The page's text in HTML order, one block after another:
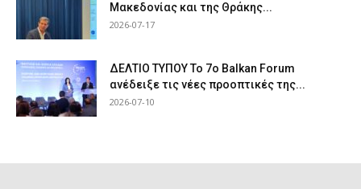
Μακεδονίας και της Θράκης...
2026-07-17
ΔΕΛΤΙΟ ΤΥΠΟΥ Το 7ο Balkan Forum
ανέδειξε τις νέες προοπτικές της...
2026-07-10